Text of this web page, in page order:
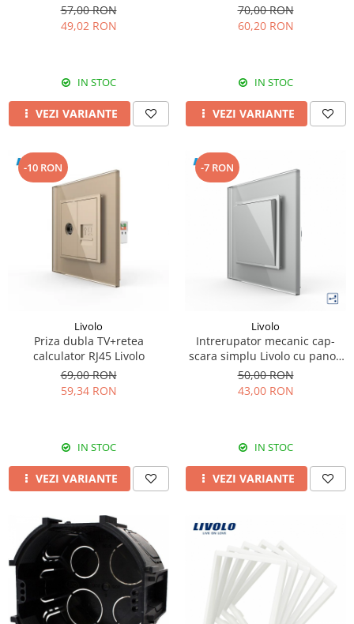
57,00 RON
49,02 RON
IN STOC
VEZI VARIANTE
70,00 RON
60,20 RON
IN STOC
VEZI VARIANTE
-10 RON
Livolo
Priza dubla TV+retea
calculator RJ45 Livolo
69,00 RON
59,34 RON
IN STOC
VEZI VARIANTE
-7 RON
Livolo
Intrerupator mecanic cap-
scara simplu Livolo cu panou
din sticla model nou
50,00 RON
43,00 RON
IN STOC
VEZI VARIANTE